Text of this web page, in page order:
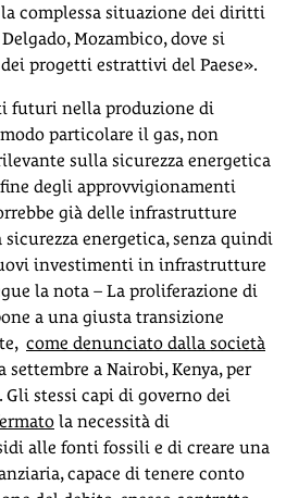
complessa situazione dei diritti
Mozambico, dove si
progetti estrattivi del Paese».
futuri nella produzione di
particolare il gas, non
sulla sicurezza energetica
degli approvvigionamenti
già delle infrastrutture
energetica, senza quindi
investimenti in infrastrutture
la nota – La proliferazione di
a una giusta transizione
come denunciato dalla società
settembre a Nairobi, Kenya, per
stessi capi di governo dei
la necessità di
alle fonti fossili e di creare una
capace di tenere conto